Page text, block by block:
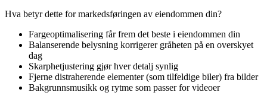
Hva betyr dette for markedsføringen av eiendommen din?
Fargeoptimalisering får frem det beste i eiendommen din
Balanserende belysning korrigerer gråheten på en overskyet
dag
Skarphetjustering gjør hver detalj synlig
Fjerne distraherende elementer (som tilfeldige biler) fra bilder
Bakgrunnsmusikk og rytme som passer for videoer